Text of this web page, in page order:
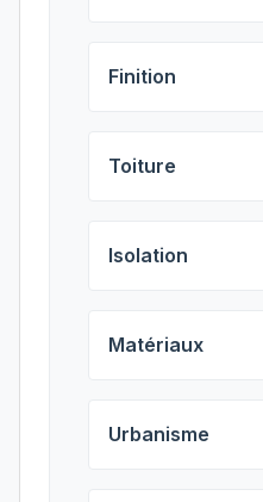
Finition
Toiture
Isolation
Matériaux
Urbanisme